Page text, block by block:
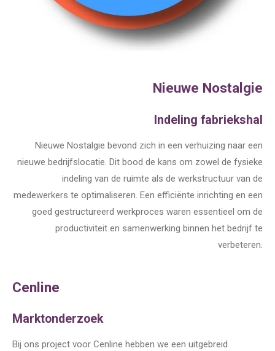
Nieuwe Nostalgie
Indeling fabriekshal
Nieuwe Nostalgie bevond zich in een verhuizing naar een
nieuwe bedrijfslocatie. Dit bood de kans om zowel de fysieke
indeling van de ruimte als de werkstructuur van de
medewerkers te optimaliseren. Een efficiënte inrichting en een
goed gestructureerd werkproces waren essentieel om de
productiviteit en samenwerking binnen het bedrijf te
verbeteren.
Cenline
Marktonderzoek
Bij ons project voor Cenline hebben we een uitgebreid